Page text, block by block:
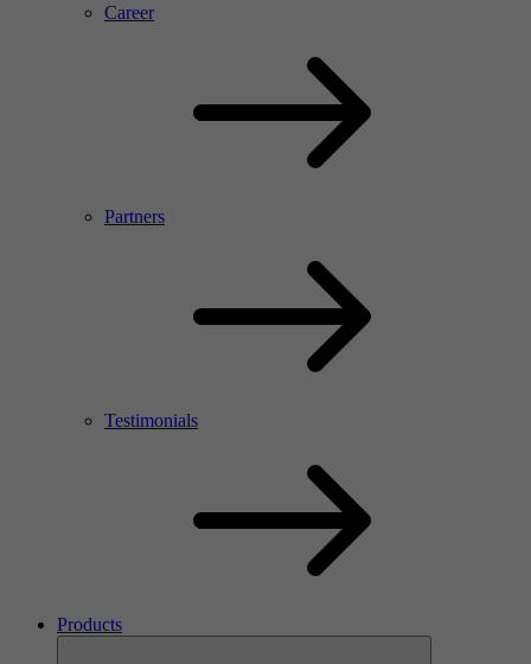
Career
Partners
Testimonials
Products